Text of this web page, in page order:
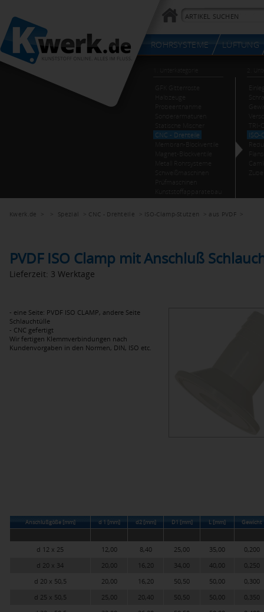
Kwerk.de > > Spezial > CNC - Drehteile > ISO-Clamp-Stutzen > aus PVDF>
PVDF ISO Clamp mit Anschluß
Lieferzeit: 3 Werktage
- eine Seite: PVDF ISO CLAMP, andere Seite
Schlauchtülle
- CNC gefertigt
Wir fertigen Klemmverbindungen nach
Kundenvorgaben in den Normen, DIN, ISO etc.
Anschlußgöße [mm] d 1 [mm] d2 [mm] D1 [mm] L [mm] Gewicht
d 12 x 25 12,00 8,40 25,00 35,00
0,200
d 20 x 34
20,00 16,20 34,00 40,00
0,250
d 20 x 50,5
20,00 16,20 50,50 50,00
0,300
d 25 x 50,5
25,00 20,40 50,50 50,00
0,350